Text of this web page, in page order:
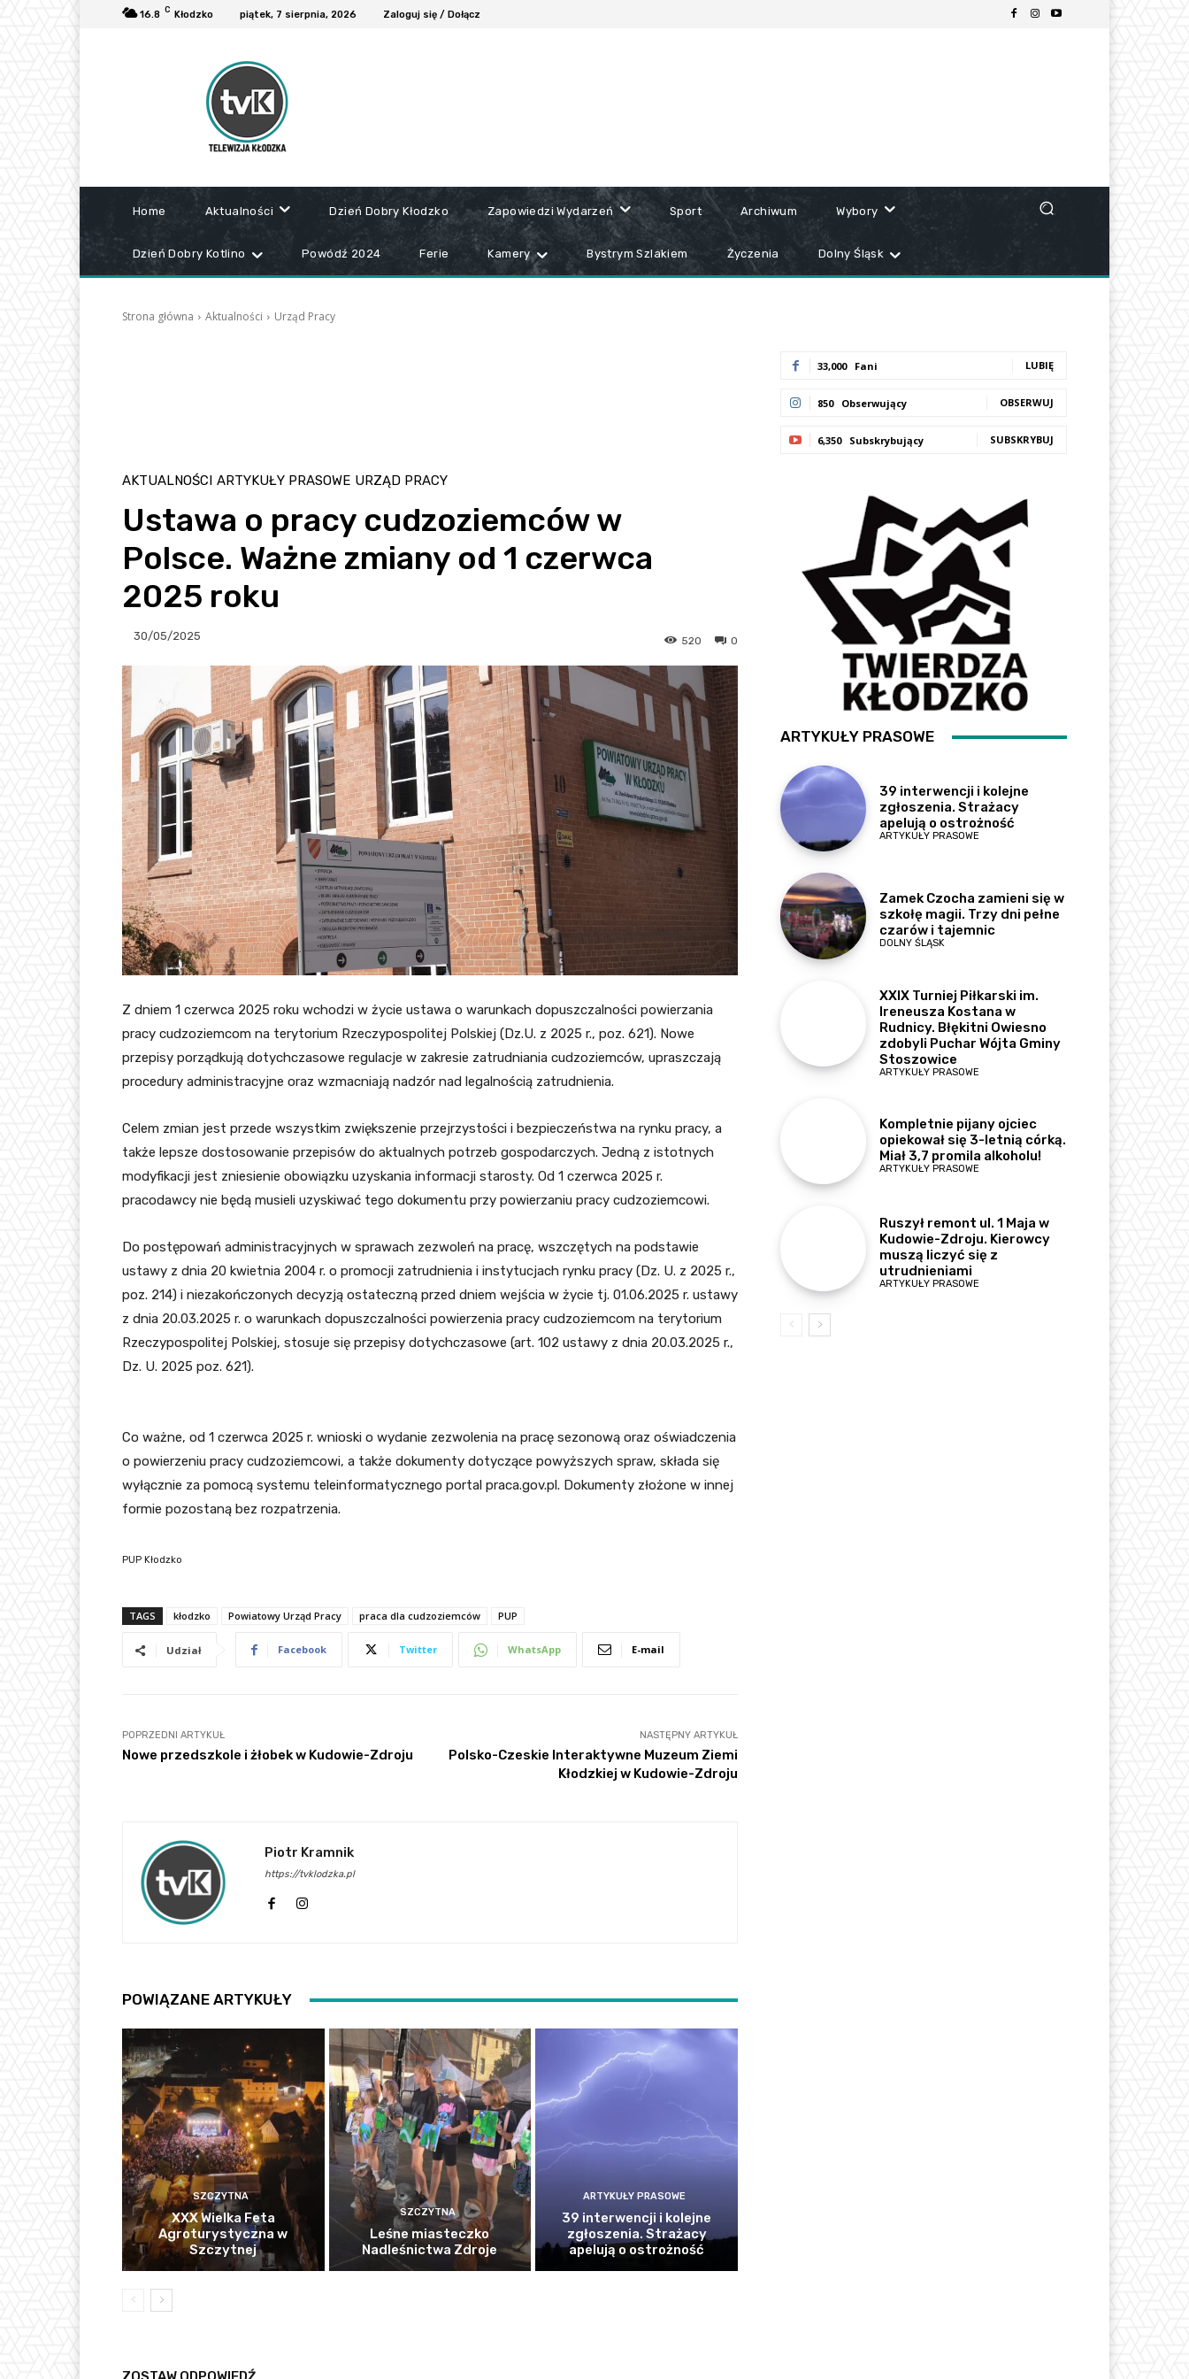
16.8 C Kłodzko piątek, 7 sierpnia, 2026 Zaloguj się / Dołącz
Home Aktualności Dzień Dobry Kłodzko Zapowiedzi Wydarzeń Sport Archiwum Wybory
Dzień Dobry Kotlino Powódź 2024 Ferie Kamery Bystrym Szlakiem Życzenia Dolny Śląsk
Strona główna Aktualności Urząd Pracy
AKTUALNOŚCI ARTYKUŁY PRASOWE URZĄD PRACY
Ustawa o pracy cudzoziemców w
Polsce. Ważne zmiany od 1 czerwca
2025 roku
30/05/2025 0
520
Z dniem 1 czerwca 2025 roku wchodzi w życie ustawa o warunkach dopuszczalności powierzania
pracy cudzoziemcom na terytorium Rzeczypospolitej Polskiej (Dz.U. z 2025 r., poz. 621). Nowe
przepisy porządkują dotychczasowe regulacje w zakresie zatrudniania cudzoziemców, upraszczają
procedury administracyjne oraz wzmacniają nadzór nad legalnością zatrudnienia.
Celem zmian jest przede wszystkim zwiększenie przejrzystości i bezpieczeństwa na rynku pracy, a
także lepsze dostosowanie przepisów do aktualnych potrzeb gospodarczych. Jedną z istotnych
modyfikacji jest zniesienie obowiązku uzyskania informacji starosty. Od 1 czerwca 2025 r.
pracodawcy nie będą musieli uzyskiwać tego dokumentu przy powierzaniu pracy cudzoziemcowi.
Do postępowań administracyjnych w sprawach zezwoleń na pracę, wszczętych na podstawie
ustawy z dnia 20 kwietnia 2004 r. o promocji zatrudnienia i instytucjach rynku pracy (Dz. U. z 2025 r.,
poz. 214) i niezakończonych decyzją ostateczną przed dniem wejścia w życie tj. 01.06.2025 r. ustawy
z dnia 20.03.2025 r. o warunkach dopuszczalności powierzenia pracy cudzoziemcom na terytorium
Rzeczypospolitej Polskiej, stosuje się przepisy dotychczasowe (art. 102 ustawy z dnia 20.03.2025 r.,
Dz. U. 2025 poz. 621).
Co ważne, od 1 czerwca 2025 r. wnioski o wydanie zezwolenia na pracę sezonową oraz oświadczenia
o powierzeniu pracy cudzoziemcowi, a także dokumenty dotyczące powyższych spraw, składa się
wyłącznie za pomocą systemu teleinformatycznego portal praca.gov.pl. Dokumenty złożone w innej
formie pozostaną bez rozpatrzenia.
PUP Kłodzko
TAGS kłodzko Powiatowy Urząd Pracy praca dla cudzoziemców PUP
Udział Facebook Twitter WhatsApp E-mail
POPRZEDNI ARTYKUŁ
Nowe przedszkole i żłobek w Kudowie-Zdroju
NASTĘPNY ARTYKUŁ
Polsko-Czeskie Interaktywne Muzeum Ziemi
Kłodzkiej w Kudowie-Zdroju
Piotr Kramnik
https://tvklodzka.pl
POWIĄZANE ARTYKUŁY
SZCZYTNA
XXX Wielka Feta
Agroturystyczna w
Szczytnej
SZCZYTNA
Leśne miasteczko
Nadleśnictwa Zdroje
ARTYKUŁY PRASOWE
39 interwencji i kolejne
zgłoszenia. Strażacy
apelują o ostrożność
33,000 Fani LUBIĘ
850 Obserwujący OBSERWUJ
6,350 Subskrybujący SUBSKRYBUJ
ARTYKUŁY PRASOWE
39 interwencji i kolejne
zgłoszenia. Strażacy
apelują o ostrożność
ARTYKUŁY PRASOWE
Zamek Czocha zamieni się w
szkołę magii. Trzy dni pełne
czarów i tajemnic
DOLNY ŚLĄSK
XXIX Turniej Piłkarski im.
Ireneusza Kostana w
Rudnicy. Błękitni Owiesno
zdobyli Puchar Wójta Gminy
Stoszowice
ARTYKUŁY PRASOWE
Kompletnie pijany ojciec
opiekował się 3-letnią córką.
Miał 3,7 promila alkoholu!
ARTYKUŁY PRASOWE
Ruszył remont ul. 1 Maja w
Kudowie-Zdroju. Kierowcy
muszą liczyć się z
utrudnieniami
ARTYKUŁY PRASOWE